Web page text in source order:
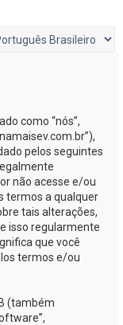
como “nós”,
pelos seguintes
não acesse e/ou
termos a qualquer
tais alterações,
isso regularmente
que você
termos e/ou
(também